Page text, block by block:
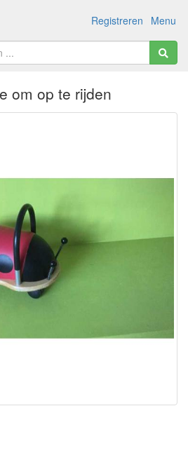
Menu
Registreren
om op te rijden